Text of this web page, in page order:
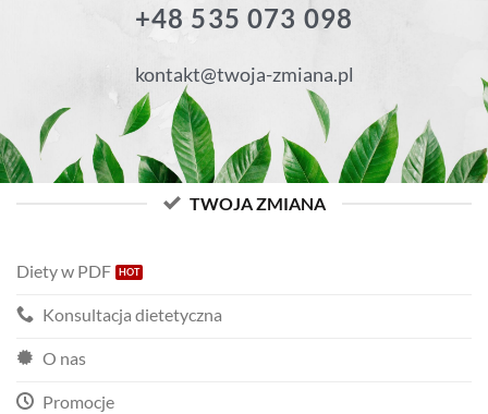
+48 535 073 098
kontakt@twoja-zmiana.pl
TWOJA ZMIANA
Diety w PDF
Konsultacja dietetyczna
O nas
Promocje